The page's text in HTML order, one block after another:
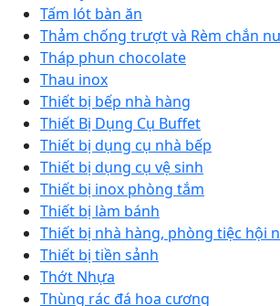
Tấm lót bàn ăn
Thảm chống trượt và Rèm chắn
Tháp phun chocolate
Thau inox
Thiết bị bếp nhà hàng
Thiết Bị Dụng Cụ Buffet
Thiết bị dụng cụ nhà bếp
Thiết bị dụng cụ vệ sinh
Thiết bị inox phòng tắm
Thiết bị làm bánh
Thiết bị nhà hàng, phòng tiệc hội
Thiết bị tiền sảnh
Thớt Nhựa
Thùng rác đá hoa cương